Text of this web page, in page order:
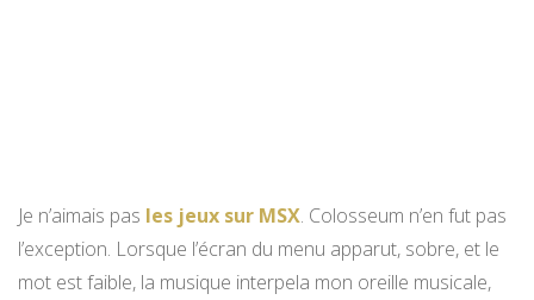
Je n’aimais pas les jeux sur MSX. Colosseum n’en fut pas
l’exception. Lorsque l’écran du menu apparut, sobre, et le
mot est faible, la musique interpela mon oreille musicale,